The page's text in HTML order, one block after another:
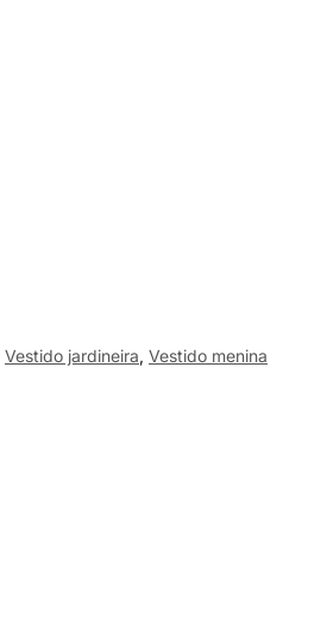
Vestido jardineira, Vestido menina